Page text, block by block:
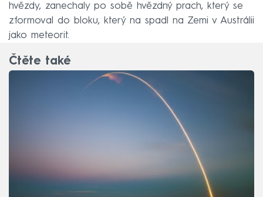
hvězdy, zanechaly po sobě hvězdný prach, který se
zformoval do bloku, který na spadl na Zemi v Austrálii
jako meteorit.
Čtěte také